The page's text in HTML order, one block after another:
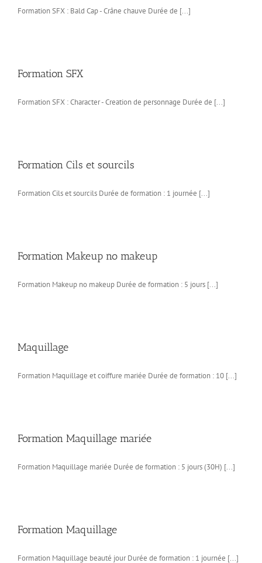
Formation SFX : Bald Cap - Crâne chauve Durée de [...]
Formation SFX
Formation SFX : Character - Creation de personnage Durée de [...]
Formation Cils et sourcils
Formation Cils et sourcils Durée de formation : 1 journée [...]
Formation Makeup no makeup
Formation Makeup no makeup Durée de formation : 5 jours [...]
Maquillage
Formation Maquillage et coiffure mariée Durée de formation : 10 [...]
Formation Maquillage mariée
Formation Maquillage mariée Durée de formation : 5 jours (30H) [...]
Formation Maquillage
Formation Maquillage beauté jour Durée de formation : 1 journée [...]